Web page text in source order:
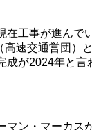
在工事が進ん
速交通営団）
成が2024年と
マン・マーカ